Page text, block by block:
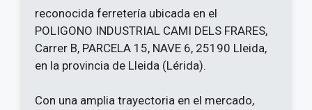
reconocida ferretería ubicada en el
POLIGONO INDUSTRIAL CAMI DELS FRARES,
Carrer B, PARCELA 15, NAVE 6, 25190 Lleida,
en la provincia de Lleida (Lérida).
Con una amplia trayectoria en el mercado,